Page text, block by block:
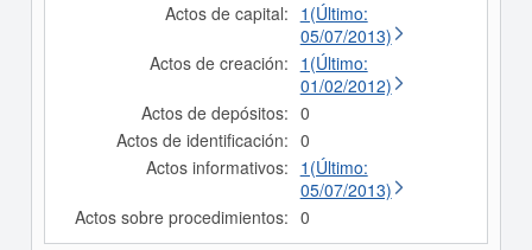
Actos de capital: 1(Último:
05/07/2013)
Actos de creación: 1(Último:
01/02/2012)
Actos de depósitos: 0
Actos de identificación: 0
Actos informativos: 1(Último:
05/07/2013)
Actos sobre procedimientos: 0